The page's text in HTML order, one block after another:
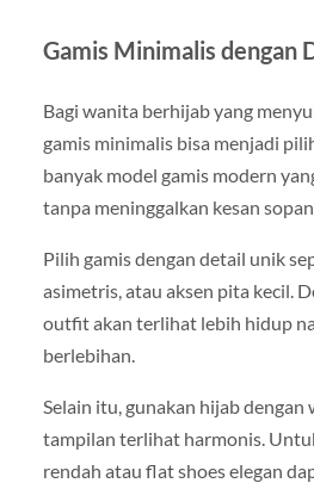
Gamis Minimalis dengan
Bagi wanita berhijab yang
gamis minimalis bisa menjadi
banyak model gamis modern
tanpa meninggalkan kesan sopan.
Pilih gamis dengan detail unik
asimetris, atau aksen pita kecil.
outfit akan terlihat lebih hidup
berlebihan.
Selain itu, gunakan hijab dengan
tampilan terlihat harmonis.
rendah atau flat shoes elegan